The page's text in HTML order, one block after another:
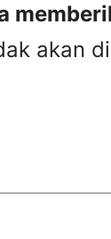
akan